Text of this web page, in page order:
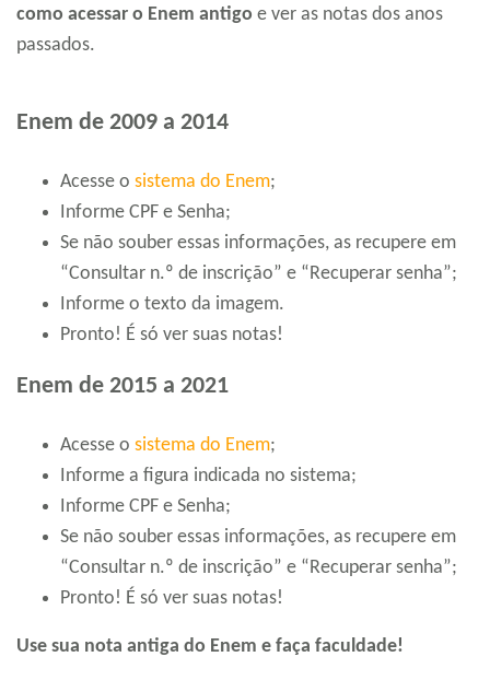
como acessar o Enem antigo e ver as notas dos anos
passados.
Enem de 2009 a 2014
Acesse o sistema do Enem;
Informe CPF e Senha;
Se não souber essas informações, as recupere em
“Consultar n.º de inscrição” e “Recuperar senha”;
Informe o texto da imagem.
Pronto! É só ver suas notas!
Enem de 2015 a 2021
Acesse o sistema do Enem;
Informe a figura indicada no sistema;
Informe CPF e Senha;
Se não souber essas informações, as recupere em
“Consultar n.º de inscrição” e “Recuperar senha”;
Pronto! É só ver suas notas!
Use sua nota antiga do Enem e faça faculdade!